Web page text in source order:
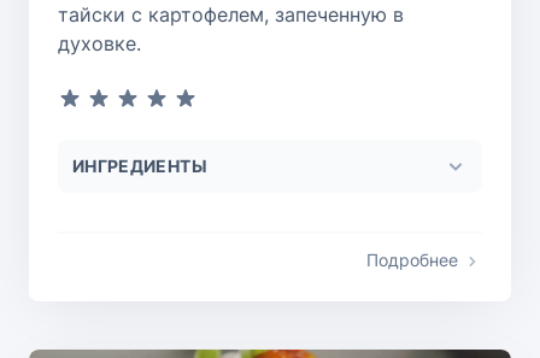
тайски с картофелем, запеченную в
духовке.
ИНГРЕДИЕНТЫ
Подробнее